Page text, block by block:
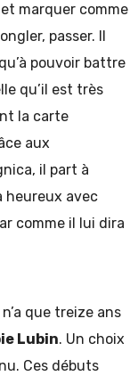
marquer comme
passer. Il
pouvoir battre
qu’il est très
la carte
aux
il part à
heureux avec
comme il lui dira
que treize ans
Lubin. Un choix
Ces débuts